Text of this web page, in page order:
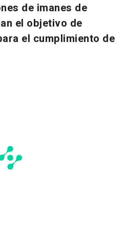
de imanes de
el objetivo de
el cumplimiento de